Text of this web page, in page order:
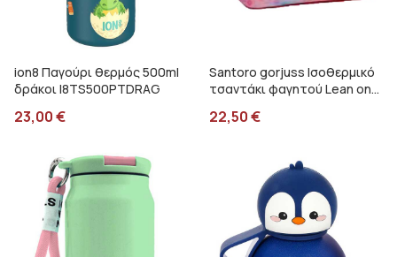
ion8 Παγούρι θερμός 500ml
δράκοι I8TS500PTDRAG
23,00€
Santoro gorjuss Ισοθερμικό
τσαντάκι φαγητού Lean on
22,50€